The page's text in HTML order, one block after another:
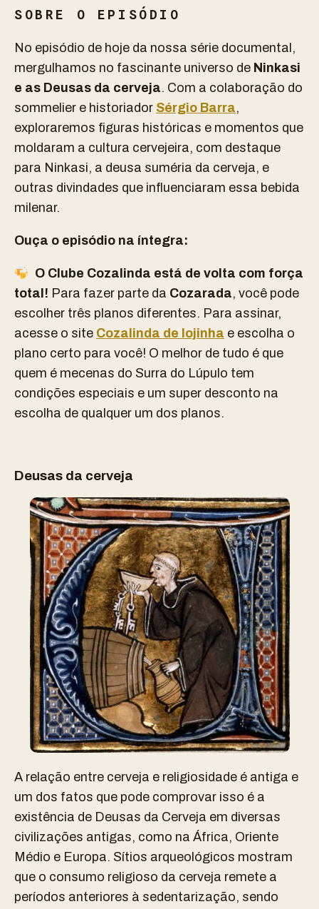
SOBRE O EPISÓDIO
No episódio de hoje da nossa série documental,
mergulhamos no fascinante universo de Ninkasi
e as Deusas da cerveja. Com a colaboração do
sommelier e historiador Sérgio Barra,
exploraremos figuras históricas e momentos que
moldaram a cultura cervejeira, com destaque
para Ninkasi, a deusa suméria da cerveja, e
outras divindades que influenciaram essa bebida
milenar.
Ouça o episódio na íntegra:
O Clube Cozalinda está de volta com força
total! Para fazer parte da Cozarada, você pode
escolher três planos diferentes. Para assinar,
acesse o site Cozalinda de lojinha e escolha o
plano certo para você! O melhor de tudo é que
quem é mecenas do Surra do Lúpulo tem
condições especiais e um super desconto na
escolha de qualquer um dos planos.
Deusas da cerveja
A relação entre cerveja e religiosidade é antiga e
um dos fatos que pode comprovar isso é a
existência de Deusas da Cerveja em diversas
civilizações antigas, como na África, Oriente
Médio e Europa. Sítios arqueológicos mostram
que o consumo religioso da cerveja remete a
períodos anteriores à sedentarização, sendo